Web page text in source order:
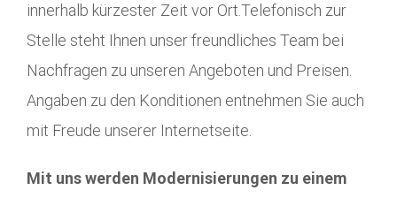
innerhalb kürzester Zeit vor Ort.Telefonisch zur
Stelle steht Ihnen unser freundliches Team bei
Nachfragen zu unseren Angeboten und Preisen.
Angaben zu den Konditionen entnehmen Sie auch
mit Freude unserer Internetseite.
Mit uns werden Modernisierungen zu einem